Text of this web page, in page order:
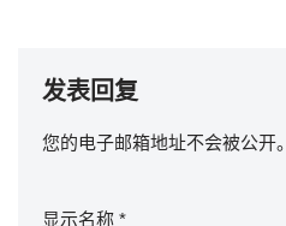
发表回复
您的电子邮箱地址不会被公开。
显示名称 *